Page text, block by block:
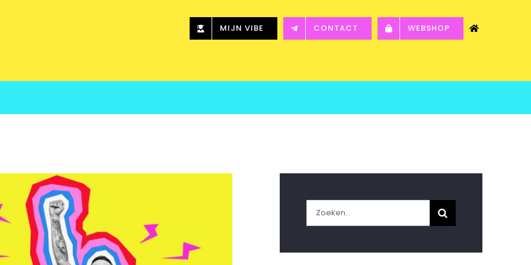
MIJN VIBE CONTACT WEBSHOP
Zoeken
naar: